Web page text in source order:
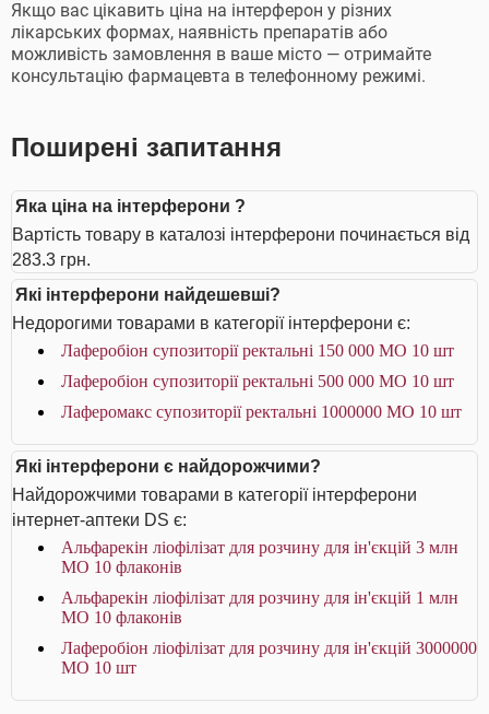
Якщо вас цікавить ціна на інтерферон у різних
лікарських формах, наявність препаратів або
можливість замовлення в ваше місто — отримайте
консультацію фармацевта в телефонному режимі.
Поширені запитання
Яка ціна на інтерферони ?
Вартість товару в каталозі інтерферони починається від
283.3 грн.
Які інтерферони найдешевші?
Недорогими товарами в категорії інтерферони є:
Лаферобіон супозиторії ректальні 150 000 МО 10 шт
Лаферобіон супозиторії ректальні 500 000 МО 10 шт
Лаферомакс супозиторії ректальні 1000000 МО 10 шт
Які інтерферони є найдорожчими?
Найдорожчими товарами в категорії інтерферони
інтернет-аптеки DS є:
Альфарекін ліофілізат для розчину для ін'єкцій 3 млн
МО 10 флаконів
Альфарекін ліофілізат для розчину для ін'єкцій 1 млн
МО 10 флаконів
Лаферобіон ліофілізат для розчину для ін'єкцій 3000000
МО 10 шт